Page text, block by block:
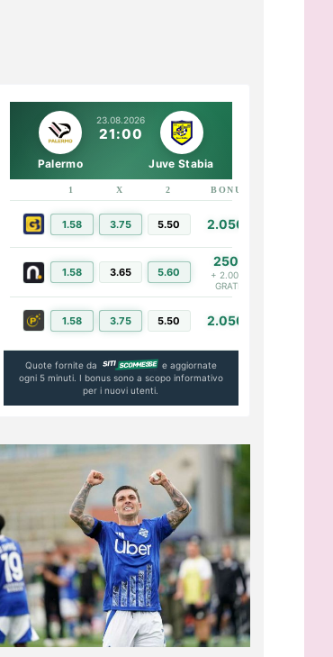
23.08.2026
21:00
Palermo Juve Stabia
1 X 2 BONUS
1.58 3.75 5.50 2.050€
1.58 3.65 5.60
250€
+ 2.000€
GRATIS
1.58 3.75 5.50 2.050€
Quote fornite da
e aggiornate
ogni 5 minuti. I bonus sono a scopo informativo
per i nuovi utenti.